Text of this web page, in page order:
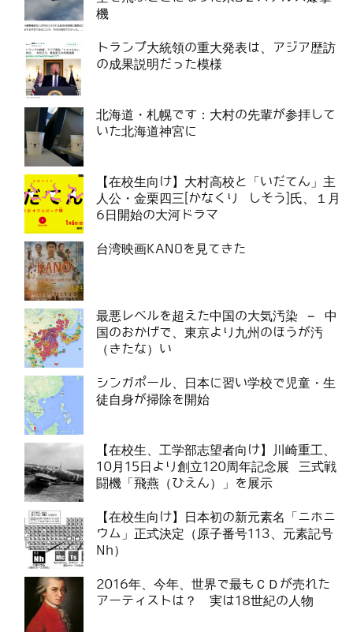
機
トランプ大統領の重大発表は、アジア歴訪
の成果説明だった模様
北海道・札幌です：大村の先輩が参拝して
いた北海道神宮に
【在校生向け】大村高校と「いだてん」主
人公・金栗四三[かなくり しそう]氏、１月
6日開始の大河ドラマ
台湾映画KANOを見てきた
最悪レベルを超えた中国の大気汚染 – 中
国のおかげで、東京より九州のほうが汚
（きたな）い
シンガポール、日本に習い学校で児童・生
徒自身が掃除を開始
【在校生、工学部志望者向け】川崎重工、
10月15日より創立120周年記念展 三式戦
闘機「飛燕（ひえん）」を展示
【在校生向け】日本初の新元素名「ニホニ
ウム」正式決定（原子番号113、元素記号
Nh）
2016年、今年、世界で最もＣＤが売れた
アーティストは？ 実は18世紀の人物